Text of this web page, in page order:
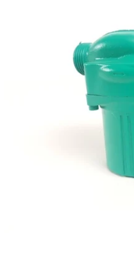
Lagertømming